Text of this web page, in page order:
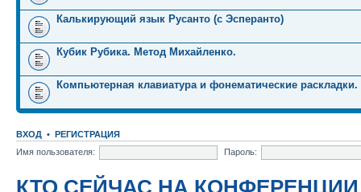
Калькирующий язык Русанто (с Эсперанто)
Кубик Рубика. Метод Михайленко.
Компьютерная клавиатура и фонематические раскладки.
ВХОД • РЕГИСТРАЦИЯ
Имя пользователя:
Пароль:
КТО СЕЙЧАС НА КОНФЕРЕНЦИИ